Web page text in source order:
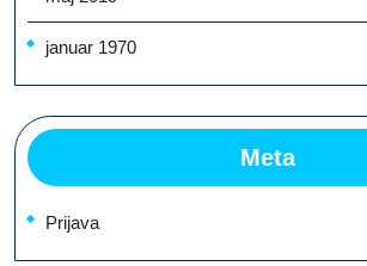
januar 1970
Meta
Prijava